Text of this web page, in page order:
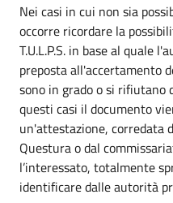
Nei casi in cui non sia
occorre ricordare la
T.U.L.P.S. in base al quale
preposta all'accertamento
sono in grado o si rifiutano
questi casi il documento
un'attestazione, corredata
Questura o dal
l’interessato, totalmente
identificare dalle autorità